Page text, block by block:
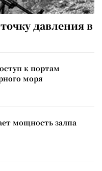
давления в
к портам
моря
мощность залпа